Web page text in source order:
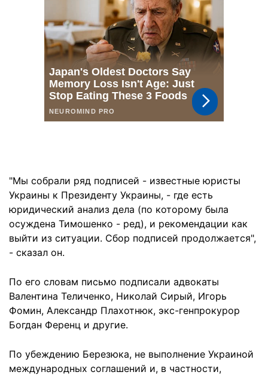
"Мы собрали ряд подписей - известные юристы
Украины к Президенту Украины, - где есть
юридический анализ дела (по которому была
осуждена Тимошенко - ред), и рекомендации как
выйти из ситуации. Сбор подписей продолжается",
- сказал он.
По его словам письмо подписали адвокаты
Валентина Теличенко, Николай Сирый, Игорь
Фомин, Александр Плахотнюк, экс-генпрокурор
Богдан Ференц и другие.
По убеждению Березюка, не выполнение Украиной
международных соглашений и, в частности,